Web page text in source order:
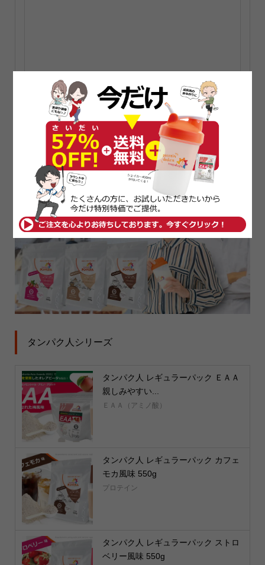
タンパク人シリーズ
タンパク人 レギュラーパック ＥＡＡ
親しみやすい...
ＥＡＡ（アミノ酸）
タンパク人 レギュラーパック カフェ
モカ風味 550g
プロテイン
タンパク人 レギュラーパック ストロ
ベリー風味 550g